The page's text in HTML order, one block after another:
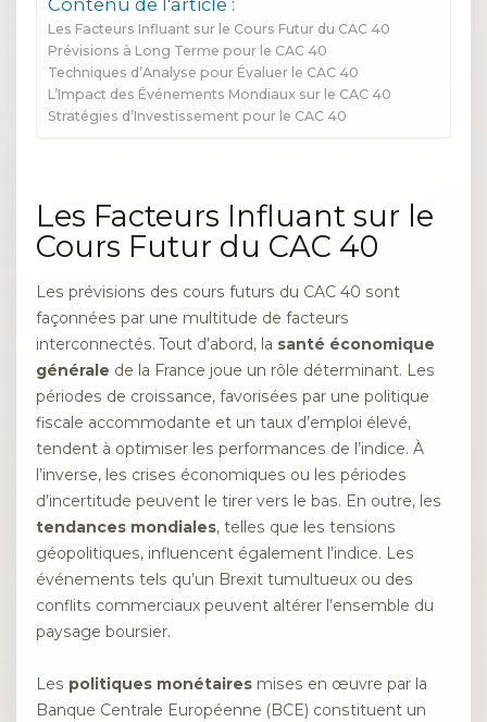
Contenu de l'article :
Les Facteurs Influant sur le Cours Futur du CAC 40
Prévisions à Long Terme pour le CAC 40
Techniques d’Analyse pour Évaluer le CAC 40
L’Impact des Événements Mondiaux sur le CAC 40
Stratégies d’Investissement pour le CAC 40
Les Facteurs Influant sur le
Cours Futur du CAC 40
Les prévisions des cours futurs du CAC 40 sont
façonnées par une multitude de facteurs
interconnectés. Tout d’abord, la santé économique
générale de la France joue un rôle déterminant. Les
périodes de croissance, favorisées par une politique
fiscale accommodante et un taux d’emploi élevé,
tendent à optimiser les performances de l’indice. À
l’inverse, les crises économiques ou les périodes
d’incertitude peuvent le tirer vers le bas. En outre, les
tendances mondiales, telles que les tensions
géopolitiques, influencent également l’indice. Les
événements tels qu’un Brexit tumultueux ou des
conflits commerciaux peuvent altérer l’ensemble du
paysage boursier.
Les politiques monétaires mises en œuvre par la
Banque Centrale Européenne (BCE) constituent un